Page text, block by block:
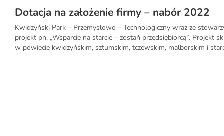
Dotacja na założenie firmy – nabór 2022
Kwidzyński Park – Przemysłowo – Technologiczny wraz ze
projekt pn. „Wsparcie na starcie – zostań przedsiębiorcą”. Projekt
w powiecie kwidzyńskim, sztumskim, tczewskim, malborskim i